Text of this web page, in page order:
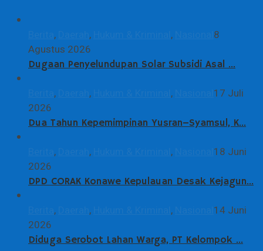
, , ,
8
Agustus 2026
Dugaan Penyelundupan Solar Subsidi Asal …
, , ,
17 Juli
2026
Dua Tahun Kepemimpinan Yusran–Syamsul, K…
, , ,
18 Juni
2026
DPD CORAK Konawe Kepulauan Desak Kejagun…
, , ,
14 Juni
2026
Diduga Serobot Lahan Warga, PT Kelompok …